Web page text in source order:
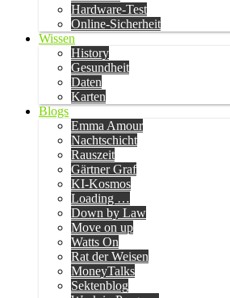
Hardware-Test
Online-Sicherheit
Wissen
History
Gesundheit
Daten
Karten
Blogs
Emma Amour
Nachtschicht
Rauszeit
Gärtner Graf
KI-Kosmos
Loading …
Down by Law
Move on up
Watts On
Rat der Weisen
MoneyTalks
Sektenblog